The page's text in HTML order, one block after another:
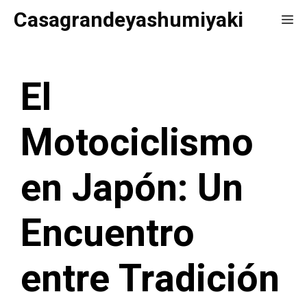
SaltarCasagrandeyashumiyaki
El
Motociclismo
en Japón: Un
Encuentro
entre Tradición